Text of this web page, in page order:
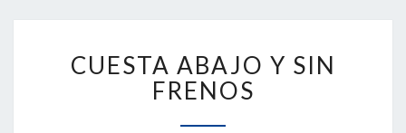
ABAJO
Y
SIN
FRENOS
CUESTA ABAJO Y SIN
FRENOS